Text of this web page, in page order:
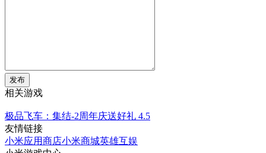
发布
相关游戏
极品飞车：集结-2周年庆送好礼 4.5
友情链接
小米应用商店小米商城英雄互娱